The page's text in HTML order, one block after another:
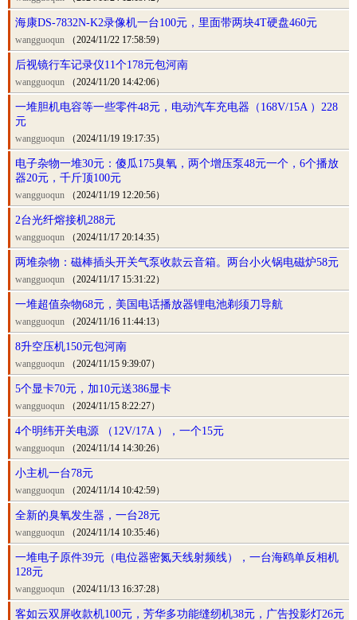
海康DS-7832N-K2录像机一台100元，里面带两块4T硬盘460元
wangguoqun （2024/11/22 17:58:59）
后视镜行车记录仪11个178元包河南
wangguoqun （2024/11/20 14:42:06）
一堆胆机电容等一些零件48元，电动汽车充电器（168V/15A ）228
元
wangguoqun （2024/11/19 19:17:35）
电子杂物一堆30元：傻瓜175臭氧，两个增压泵48元一个，6个播放
器20元，千斤顶100元
wangguoqun （2024/11/19 12:20:56）
2台光纤熔接机288元
wangguoqun （2024/11/17 20:14:35）
两堆杂物：磁棒插头开关气泵收款云音箱。两台小火锅电磁炉58元
wangguoqun （2024/11/17 15:31:22）
一堆超值杂物68元，美国电话播放器锂电池剃须刀导航
wangguoqun （2024/11/16 11:44:13）
8升空压机150元包河南
wangguoqun （2024/11/15 9:39:07）
5个显卡70元，加10元送386显卡
wangguoqun （2024/11/15 8:22:27）
4个明纬开关电源 （12V/17A ），一个15元
wangguoqun （2024/11/14 14:30:26）
小主机一台78元
wangguoqun （2024/11/14 10:42:59）
全新的臭氧发生器，一台28元
wangguoqun （2024/11/14 10:35:46）
一堆电子原件39元（电位器密氮天线射频线），一台海鸥单反相机
128元
wangguoqun （2024/11/13 16:37:28）
客如云双屏收款机100元，芳华多功能缝纫机38元，广告投影灯26元